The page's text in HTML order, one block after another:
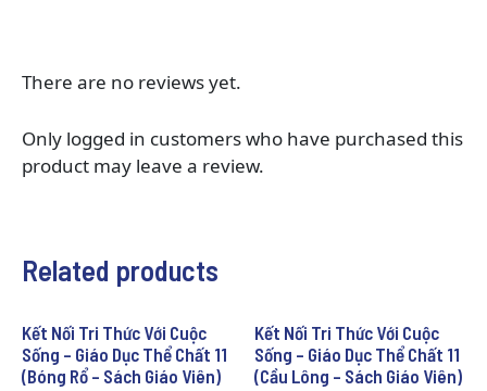
There are no reviews yet.
Only logged in customers who have purchased this
product may leave a review.
Related products
Kết Nối Tri Thức Với Cuộc
Sống – Giáo Dục Thể Chất 11
(Bóng Rổ – Sách Giáo Viên)
Kết Nối Tri Thức Với Cuộc
Sống – Giáo Dục Thể Chất 11
(Cầu Lông – Sách Giáo Viên)